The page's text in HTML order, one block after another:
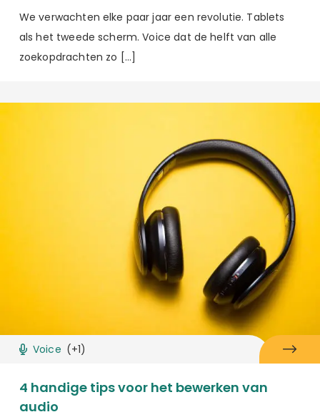
We verwachten elke paar jaar een revolutie. Tablets
als het tweede scherm. Voice dat de helft van alle
zoekopdrachten zo […]
Voice (+1)
4 handige tips voor het bewerken van
audio